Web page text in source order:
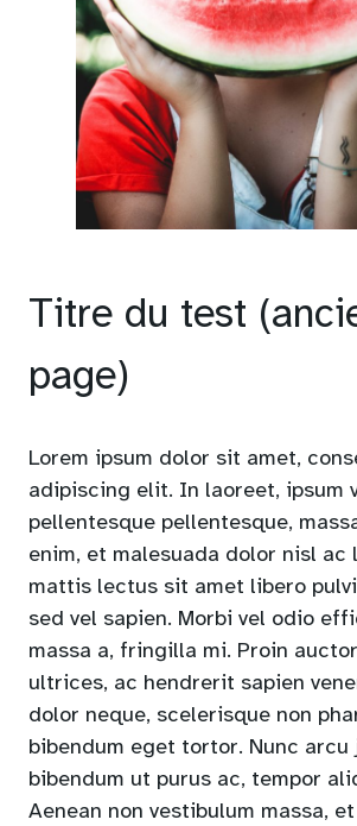
Titre du test
page)
Lorem ipsum dolor sit amet,
adipiscing elit. In laoreet, ipsum
pellentesque pellentesque,
enim, et malesuada dolor nisl ac
mattis lectus sit amet libero
sed vel sapien. Morbi vel odio
massa a, fringilla mi. Proin
ultrices, ac hendrerit sapien
dolor neque, scelerisque non
bibendum eget tortor. Nunc arcu
bibendum ut purus ac, tempor
Aenean non vestibulum massa,